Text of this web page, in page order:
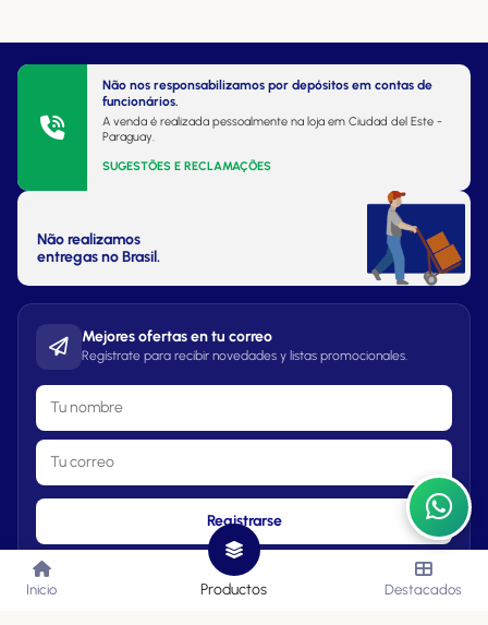
Não nos responsabilizamos por depósitos em contas de
funcionários.
A venda é realizada pessoalmente na loja em Ciudad del Este -
Paraguay.
SUGESTÕES E RECLAMAÇÕES
Não realizamos
entregas no Brasil.
Mejores ofertas en tu correo
Regístrate para recibir novedades y listas promocionales.
Registrarse
Inicio Productos Destacados